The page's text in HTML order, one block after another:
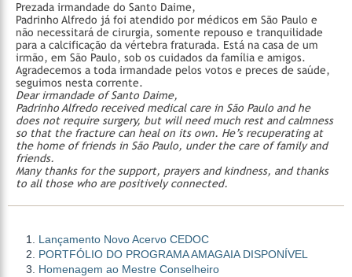
Prezada irmandade do Santo Daime,
Padrinho Alfredo já foi atendido por médicos em São Paulo e
não necessitará de cirurgia, somente repouso e tranquilidade
para a calcificação da vértebra fraturada. Está na casa de um
irmão, em São Paulo, sob os cuidados da família e amigos.
Agradecemos a toda irmandade pelos votos e preces de saúde,
seguimos nesta corrente.
Dear irmandade of Santo Daime,
Padrinho Alfredo received medical care in São Paulo and he
does not require surgery, but will need much rest and calmness
so that the fracture can heal on its own. He’s recuperating at
the home of friends in São Paulo, under the care of family and
friends.
Many thanks for the support, prayers and kindness, and thanks
to all those who are positively connected.
Lançamento Novo Acervo CEDOC
PORTFÓLIO DO PROGRAMA AMAGAIA DISPONÍVEL
Homenagem ao Mestre Conselheiro